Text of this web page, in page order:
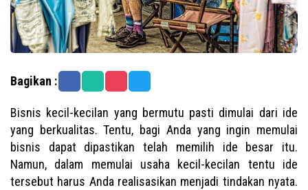
Bagikan :
Bisnis kecil-kecilan yang bermutu pasti dimulai dari ide
yang berkualitas. Tentu, bagi Anda yang ingin memulai
bisnis dapat dipastikan telah memilih ide besar itu.
Namun, dalam memulai usaha kecil-kecilan tentu ide
tersebut harus Anda realisasikan menjadi tindakan nyata.